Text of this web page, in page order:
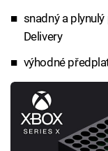
snadný a
Delivery
výhodné